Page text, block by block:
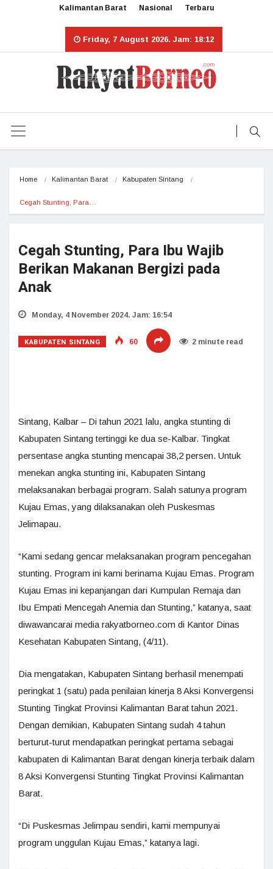
Kalimantan Barat Nasional Terbaru
Friday, 7 August 2026. Jam: 18:12
Home Kalimantan Barat Kabupaten Sintang
Cegah Stunting, Para…
Cegah Stunting, Para Ibu Wajib
Berikan Makanan Bergizi pada
Anak
Monday, 4 November 2024. Jam: 16:54
KABUPATEN SINTANG 60 2 minute read
Sintang, Kalbar – Di tahun 2021 lalu, angka stunting di
Kabupaten Sintang tertinggi ke dua se-Kalbar. Tingkat
persentase angka stunting mencapai 38,2 persen. Untuk
menekan angka stunting ini, Kabupaten Sintang
melaksanakan berbagai program. Salah satunya program
Kujau Emas, yang dilaksanakan oleh Puskesmas
Jelimapau.
“Kami sedang gencar melaksanakan program pencegahan
stunting. Program ini kami berinama Kujau Emas. Program
Kujau Emas ini kepanjangan dari Kumpulan Remaja dan
Ibu Empati Mencegah Anemia dan Stunting,” katanya, saat
diwawancarai media rakyatborneo.com di Kantor Dinas
Kesehatan Kabupaten Sintang, (4/11).
Dia mengatakan, Kabupaten Sintang berhasil menempati
peringkat 1 (satu) pada penilaian kinerja 8 Aksi Konvergensi
Stunting Tingkat Provinsi Kalimantan Barat tahun 2021.
Dengan demikian, Kabupaten Sintang sudah 4 tahun
berturut-turut mendapatkan peringkat pertama sebagai
kabupaten di Kalimantan Barat dengan kinerja terbaik dalam
8 Aksi Konvergensi Stunting Tingkat Provinsi Kalimantan
Barat.
“Di Puskesmas Jelimpau sendiri, kami mempunyai
program unggulan Kujau Emas,” katanya lagi.